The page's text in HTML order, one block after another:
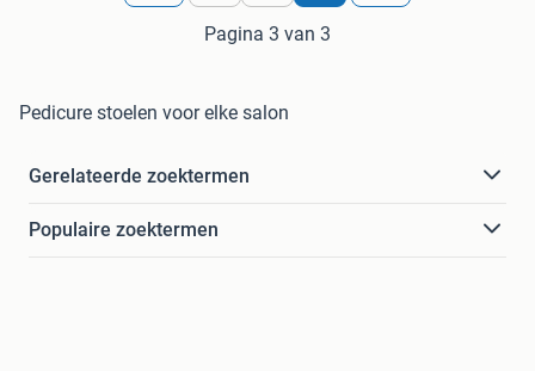
Pagina 3 van 3
Pedicure stoelen voor elke salon
Gerelateerde zoektermen
Populaire zoektermen